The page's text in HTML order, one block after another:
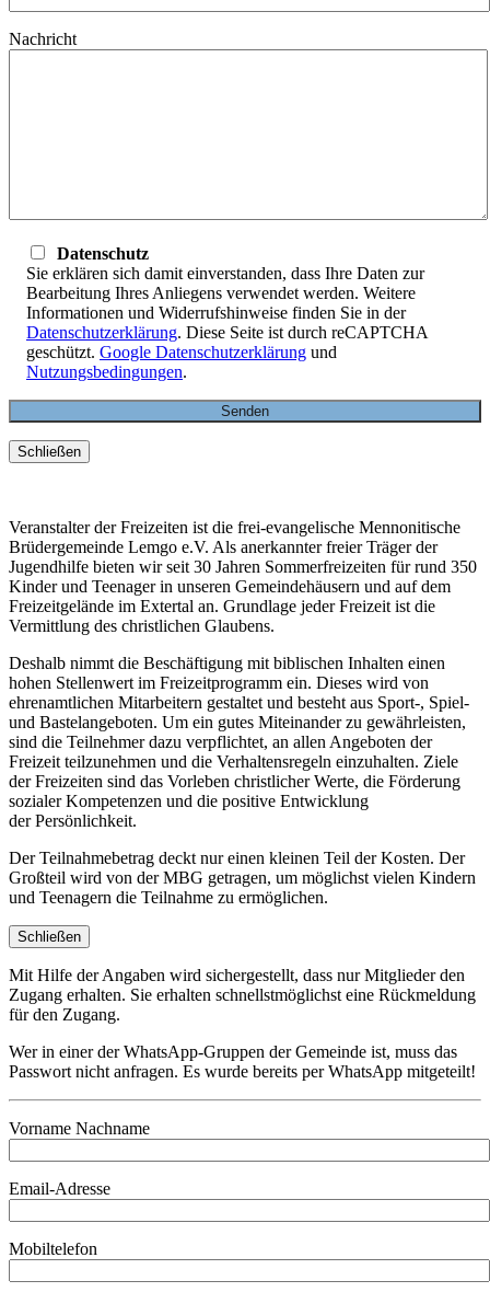
Nachricht
Datenschutz
Sie erklären sich damit einverstanden, dass Ihre Daten zur
Bearbeitung Ihres Anliegens verwendet werden. Weitere
Informationen und Widerrufshinweise finden Sie in der
Datenschutzerklärung. Diese Seite ist durch reCAPTCHA
geschützt. Google Datenschutzerklärung und
Nutzungsbedingungen.
Schließen
Veranstalter der Freizeiten ist die frei-evangelische Mennonitische
Brüdergemeinde Lemgo e.V. Als anerkannter freier Träger der
Jugendhilfe bieten wir seit 30 Jahren Sommerfreizeiten für rund 350
Kinder und Teenager in unseren Gemeindehäusern und auf dem
Freizeitgelände im Extertal an. Grundlage jeder Freizeit ist die
Vermittlung des christlichen Glaubens.
Deshalb nimmt die Beschäftigung mit biblischen Inhalten einen
hohen Stellenwert im Freizeitprogramm ein. Dieses wird von
ehrenamtlichen Mitarbeitern gestaltet und besteht aus Sport-, Spiel-
und Bastelangeboten. Um ein gutes Miteinander zu gewährleisten,
sind die Teilnehmer dazu verpflichtet, an allen Angeboten der
Freizeit teilzunehmen und die Verhaltensregeln einzuhalten. Ziele
der Freizeiten sind das Vorleben christlicher Werte, die Förderung
sozialer Kompetenzen und die positive Entwicklung
der Persönlichkeit.
Der Teilnahmebetrag deckt nur einen kleinen Teil der Kosten. Der
Großteil wird von der MBG getragen, um möglichst vielen Kindern
und Teenagern die Teilnahme zu ermöglichen.
Schließen
Mit Hilfe der Angaben wird sichergestellt, dass nur Mitglieder den
Zugang erhalten. Sie erhalten schnellstmöglichst eine Rückmeldung
für den Zugang.
Wer in einer der WhatsApp-Gruppen der Gemeinde ist, muss das
Passwort nicht anfragen. Es wurde bereits per WhatsApp mitgeteilt!
Vorname Nachname
Email-Adresse
Mobiltelefon